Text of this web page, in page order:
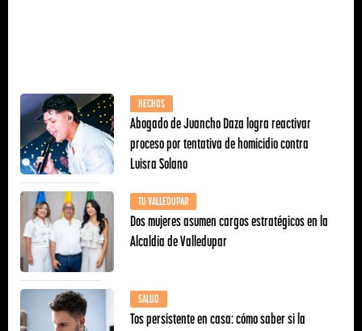
HECHOS
Abogado de Juancho Daza logra reactivar
proceso por tentativa de homicidio contra
Luisra Solano
TU VALLEDUPAR
Dos mujeres asumen cargos estratégicos en la
Alcaldía de Valledupar
SALUD
Tos persistente en casa: cómo saber si la